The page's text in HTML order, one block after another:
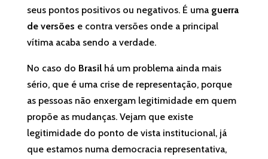
seus pontos positivos ou negativos. É uma guerra
de versões e contra versões onde a principal
vítima acaba sendo a verdade.
No caso do Brasilhá um problema ainda mais
sério, que é uma crise de representação, porque
as pessoas não enxergam legitimidade em quem
propõe as mudanças. Vejam que existe
legitimidade do ponto de vista institucional, já
que estamos numa democracia representativa,